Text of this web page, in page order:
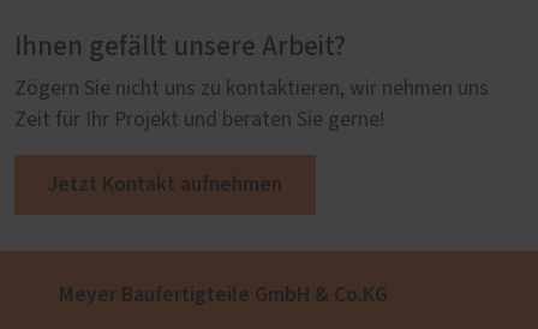
Ihnen gefällt unsere Arbeit?
Zögern Sie nicht uns zu kontaktieren, wir nehmen uns
Zeit für Ihr Projekt und beraten Sie gerne!
Jetzt Kontakt aufnehmen
Meyer Baufertigteile GmbH & Co.KG